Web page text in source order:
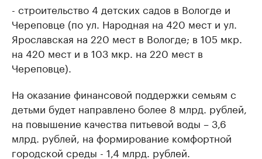
- строительство 4 детских садов в Вологде и
Череповце (по ул. Народная на 420 мест и ул.
Ярославская на 220 мест в Вологде; в 105 мкр.
на 420 мест и в 103 мкр. на 220 мест в
Череповце).
На оказание финансовой поддержки семьям с
детьми будет направлено более 8 млрд. рублей,
на повышение качества питьевой воды – 3,6
млрд. рублей, на формирование комфортной
городской среды - 1,4 млрд. рублей.